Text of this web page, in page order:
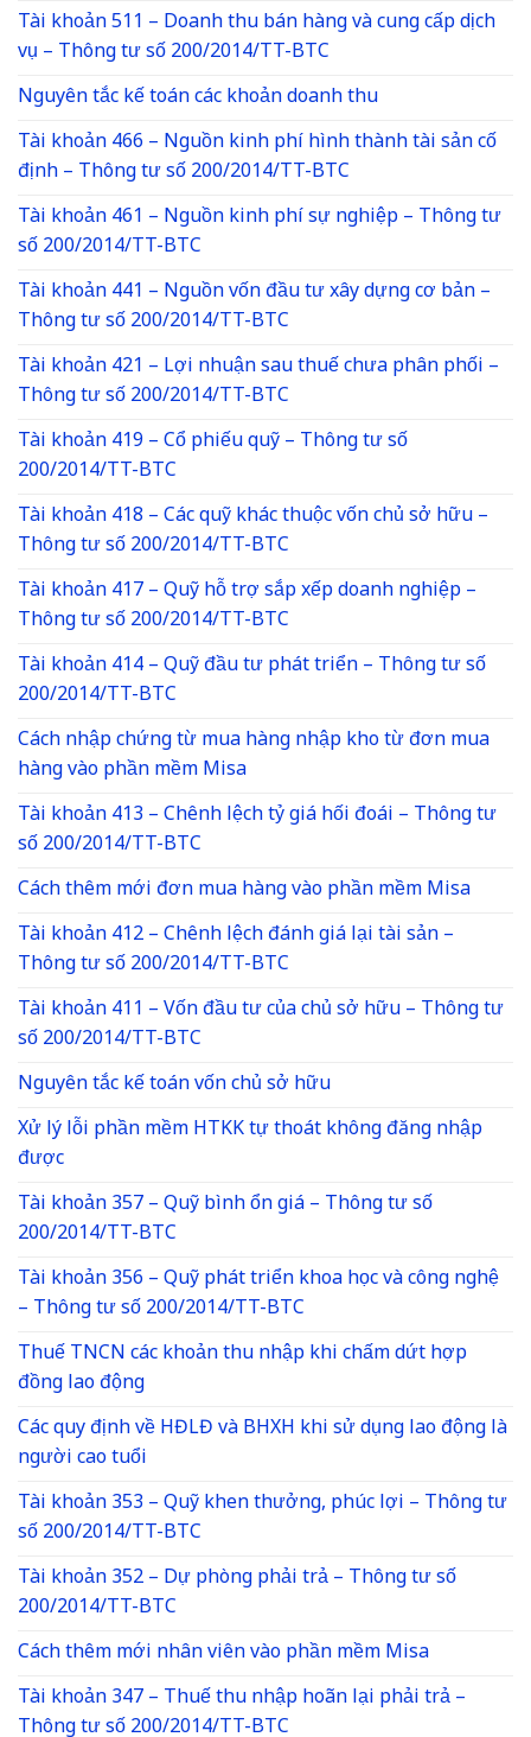
Tài khoản 511 – Doanh thu bán hàng và cung cấp dịch
vụ – Thông tư số 200/2014/TT-BTC
Nguyên tắc kế toán các khoản doanh thu
Tài khoản 466 – Nguồn kinh phí hình thành tài sản cố
định – Thông tư số 200/2014/TT-BTC
Tài khoản 461 – Nguồn kinh phí sự nghiệp – Thông tư
số 200/2014/TT-BTC
Tài khoản 441 – Nguồn vốn đầu tư xây dựng cơ bản –
Thông tư số 200/2014/TT-BTC
Tài khoản 421 – Lợi nhuận sau thuế chưa phân phối –
Thông tư số 200/2014/TT-BTC
Tài khoản 419 – Cổ phiếu quỹ – Thông tư số
200/2014/TT-BTC
Tài khoản 418 – Các quỹ khác thuộc vốn chủ sở hữu –
Thông tư số 200/2014/TT-BTC
Tài khoản 417 – Quỹ hỗ trợ sắp xếp doanh nghiệp –
Thông tư số 200/2014/TT-BTC
Tài khoản 414 – Quỹ đầu tư phát triển – Thông tư số
200/2014/TT-BTC
Cách nhập chứng từ mua hàng nhập kho từ đơn mua
hàng vào phần mềm Misa
Tài khoản 413 – Chênh lệch tỷ giá hối đoái – Thông tư
số 200/2014/TT-BTC
Cách thêm mới đơn mua hàng vào phần mềm Misa
Tài khoản 412 – Chênh lệch đánh giá lại tài sản –
Thông tư số 200/2014/TT-BTC
Tài khoản 411 – Vốn đầu tư của chủ sở hữu – Thông tư
số 200/2014/TT-BTC
Nguyên tắc kế toán vốn chủ sở hữu
Xử lý lỗi phần mềm HTKK tự thoát không đăng nhập
được
Tài khoản 357 – Quỹ bình ổn giá – Thông tư số
200/2014/TT-BTC
Tài khoản 356 – Quỹ phát triển khoa học và công nghệ
– Thông tư số 200/2014/TT-BTC
Thuế TNCN các khoản thu nhập khi chấm dứt hợp
đồng lao động
Các quy định về HĐLĐ và BHXH khi sử dụng lao động là
người cao tuổi
Tài khoản 353 – Quỹ khen thưởng, phúc lợi – Thông tư
số 200/2014/TT-BTC
Tài khoản 352 – Dự phòng phải trả – Thông tư số
200/2014/TT-BTC
Cách thêm mới nhân viên vào phần mềm Misa
Tài khoản 347 – Thuế thu nhập hoãn lại phải trả –
Thông tư số 200/2014/TT-BTC